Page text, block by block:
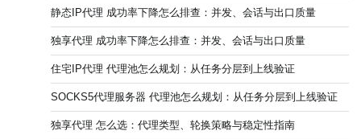
静态IP代理 成功率下降怎么排查：并发、会话与出口质量
独享代理 成功率下降怎么排查：并发、会话与出口质量
住宅IP代理 代理池怎么规划：从任务分层到上线验证
SOCKS5代理服务器 代理池怎么规划：从任务分层到上线验证
独享代理 怎么选：代理类型、轮换策略与稳定性指南